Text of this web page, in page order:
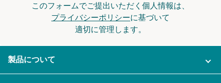
このフォームでご提出いただく個人情報は、
プライバシーポリシーに基づいて
適切に管理します。
製品について